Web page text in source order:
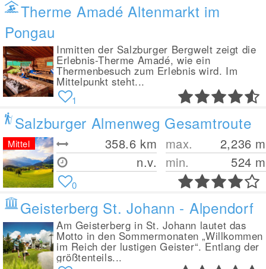
Therme Amadé Altenmarkt im
Pongau
Inmitten der Salzburger Bergwelt zeigt die
Erlebnis-Therme Amadé, wie ein
Thermenbesuch zum Erlebnis wird. Im
Mittelpunkt steht...
1
Salzburger Almenweg Gesamtroute
358.6 km
n.v.
max. 2,236 m
min.
524 m
Mittel
0
Geisterberg St. Johann - Alpendorf
Am Geisterberg in St. Johann lautet das
Motto in den Sommermonaten „Willkommen
im Reich der lustigen Geister“. Entlang der
größtenteils...